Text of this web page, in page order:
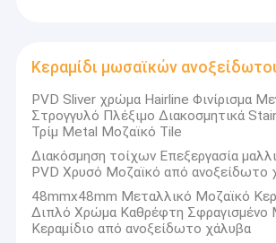
Κεραμίδι μωσαϊκών
PVD Sliver χρώμα Hairline Φινίρισμα
Στρογγυλό Πλέξιμο Διακοσμητικά
Τρίμ Metal Μοζαϊκό Tile
Διακόσμηση τοίχων Επεξεργασία
PVD Χρυσό Μοζαϊκό από ανοξείδωτο
48mmx48mm Μεταλλικό Μοζαϊκό
Διπλό Χρώμα Καθρέφτη Σφραγισμένο
Κεραμίδιο από ανοξείδωτο χάλυβα